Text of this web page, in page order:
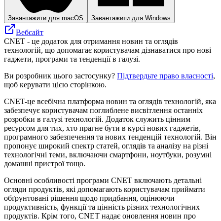
Завантажити для macOS Завантажити для Windows
Вебсайт
CNET - це додаток для отримання новин та оглядів
технологій, що допомагає користувачам дізнаватися про нові
гаджети, програми та тенденції в галузі.
Ви розробник цього застосунку? Підтвердьте право власності,
щоб керувати цією сторінкою.
CNET-це всебічна платформа новин та оглядів технологій, яка
забезпечує користувачам поглиблене висвітлення останніх
розробки в галузі технологій. Додаток служить цінним
ресурсом для тих, хто прагне бути в курсі нових гаджетів,
програмного забезпечення та нових тенденцій технологій. Він
пропонує широкий спектр статей, оглядів та аналізу на різні
технологічні теми, включаючи смартфони, ноутбуки, розумні
домашні пристрої тощо.
Основні особливості програми CNET включають детальні
огляди продуктів, які допомагають користувачам приймати
обґрунтовані рішення щодо придбання, оцінюючи
продуктивність, функції та цінність різних технологічних
продуктів. Крім того, CNET надає оновлення новин про